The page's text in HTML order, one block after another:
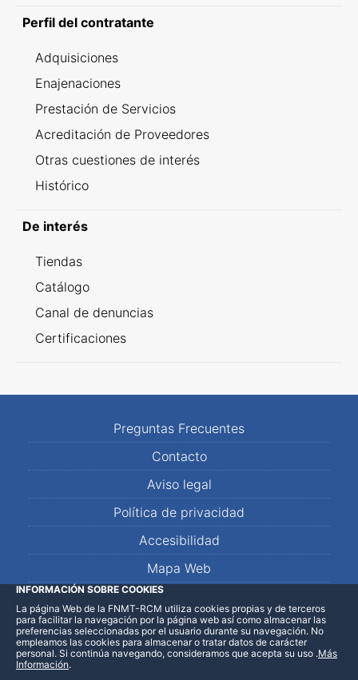
Perfil del contratante
Adquisiciones
Enajenaciones
Prestación de Servicios
Acreditación de Proveedores
Otras cuestiones de interés
Histórico
De interés
Tiendas
Catálogo
Canal de denuncias
Certificaciones
Preguntas Frecuentes
Contacto
Aviso legal
Política de privacidad
Accesibilidad
Mapa Web
LinkedInFacebookWhatsApp
INFORMACIÓN SOBRE COOKIES
La página Web de la FNMT-RCM utiliza cookies propias y de terceros
para facilitar la navegación por la página web así como almacenar las
preferencias seleccionadas por el usuario durante su navegación. No
empleamos las cookies para almacenar o tratar datos de carácter
personal. Si continúa navegando, consideramos que acepta su uso .Más
Información.